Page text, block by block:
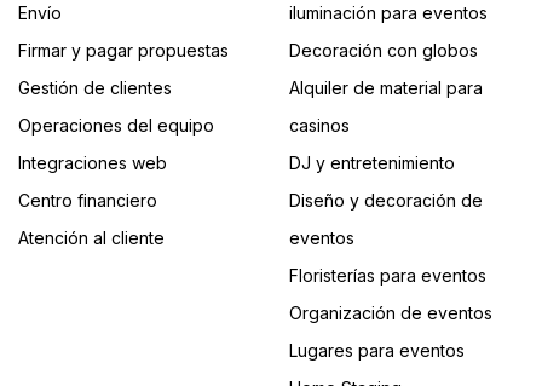
Envío
Firmar y pagar propuestas
Gestión de clientes
Operaciones del equipo
Integraciones web
Centro financiero
Atención al cliente
iluminación para eventos
Decoración con globos
Alquiler de material para
casinos
DJ y entretenimiento
Diseño y decoración de
eventos
Floristerías para eventos
Organización de eventos
Lugares para eventos